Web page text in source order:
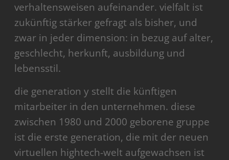
verhaltensweisen aufeinander. vielfalt ist
zukünftig stärker gefragt als bisher, und
zwar in jeder dimension: in bezug auf alter,
geschlecht, herkunft, ausbildung und
lebensstil.
die generation y stellt die künftigen
mitarbeiter in den unternehmen. diese
zwischen 1980 und 2000 geborene gruppe
ist die erste generation, die mit der neuen
virtuellen hightech-welt aufgewachsen ist